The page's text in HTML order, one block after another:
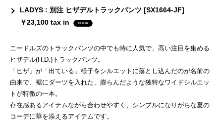
LADYS : 別注 ヒザデルトラックパンツ [SX1664-JF]
￥23,100 tax in
ニードルズのトラックパンツの中でも特に人気で、高い注目を集める
ヒザデル(H.D.)トラックパンツ。
「ヒザ」が「出ている」様子をシルエットに落とし込んだのが名前の
由来で、裾にダーツを入れた、膨らんだような独特なワイドシルエッ
トが特徴の一本。
存在感あるアイテムながら合わせやすく、シンプルになりがちな夏の
コーデに華を添えるアイテムです。